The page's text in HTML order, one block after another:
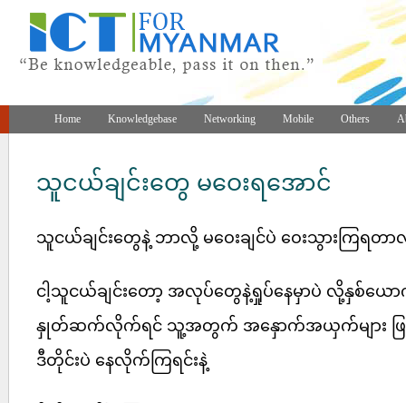
Home Knowledgebase Networking Mobile Others
သူငယ်ချင်းတွေ မဝေးရအောင်
သူငယ်ချင်းတွေနဲ့ ဘာလို့ မဝေးချင်ပဲ ဝေးသွားကြရတ
ငါ့သူငယ်ချင်းတော့ အလုပ်တွေနဲ့ရှုပ်နေမှာပဲ လို့နှစ်ယော
နှုတ်ဆက်လိုက်ရင် သူ့အတွက် အနှောက်အယှက်များ ဖြစ်
ဒီတိုင်းပဲ နေလိုက်ကြရင်းနဲ့